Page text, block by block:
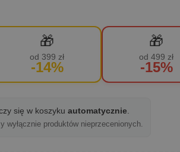
🎁
od 399 zł
-14%
🎁
od 499 zł
-15%
się w koszyku automatycznie.
wyłącznie produktów nieprzecenionych.